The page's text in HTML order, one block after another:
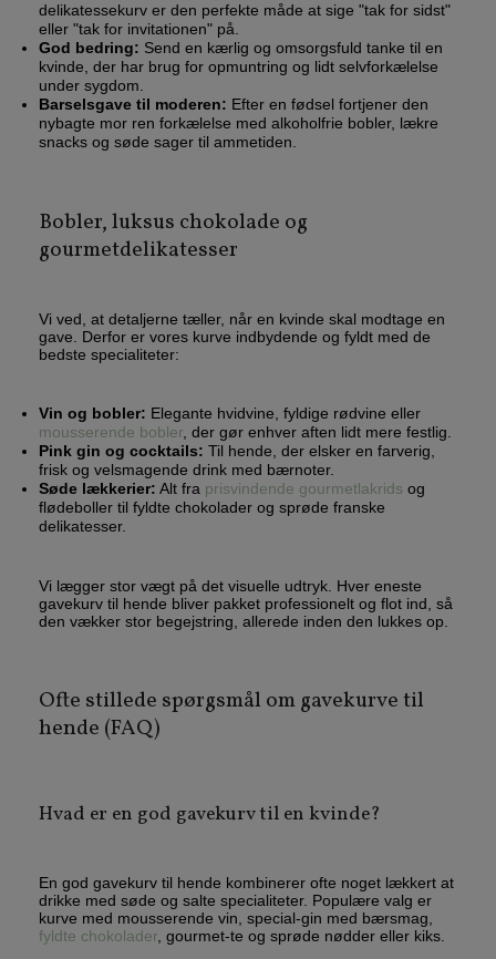
delikatessekurv er den perfekte måde at sige "tak for sidst"
eller "tak for invitationen" på.
God bedring: Send en kærlig og omsorgsfuld tanke til en
kvinde, der har brug for opmuntring og lidt selvforkælelse
under sygdom.
Barselsgave til moderen: Efter en fødsel fortjener den
nybagte mor ren forkælelse med alkoholfrie bobler, lækre
snacks og søde sager til ammetiden.
Bobler, luksus chokolade og
gourmetdelikatesser
Vi ved, at detaljerne tæller, når en kvinde skal modtage en
gave. Derfor er vores kurve indbydende og fyldt med de
bedste specialiteter:
Vin og bobler: Elegante hvidvine, fyldige rødvine eller
mousserende bobler , der gør enhver aften lidt mere festlig.
Pink gin og cocktails: Til hende, der elsker en farverig,
frisk og velsmagende drink med bærnoter.
Søde lækkerier: Alt fra prisvindende gourmetlakrids og
flødeboller til fyldte chokolader og sprøde franske
delikatesser.
Vi lægger stor vægt på det visuelle udtryk. Hver eneste
gavekurv til hende bliver pakket professionelt og flot ind, så
den vækker stor begejstring, allerede inden den lukkes op.
Ofte stillede spørgsmål om gavekurve til
hende (FAQ)
Hvad er en god gavekurv til en kvinde?
En god gavekurv til hende kombinerer ofte noget lækkert at
drikke med søde og salte specialiteter. Populære valg er
kurve med mousserende vin, special-gin med bærsmag,
fyldte chokolader , gourmet-te og sprøde nødder eller kiks.